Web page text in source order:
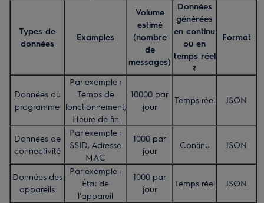
Types de
données
Examples
Volume
estimé
(nombre
de
messages)
Données
générées
en continu
ou en
temps réel
?
Format
Données du
programme
Par exemple :
Temps de
fonctionnement,
Heure de fin
10000 par
jour
Temps réel JSON
Données de
connectivité
Par exemple :
SSID, Adresse
MAC
1000 par
jour
Continu JSON
Données des
appareils
Par exemple :
État de
l'appareil
1000 par
jour
Temps réel JSON